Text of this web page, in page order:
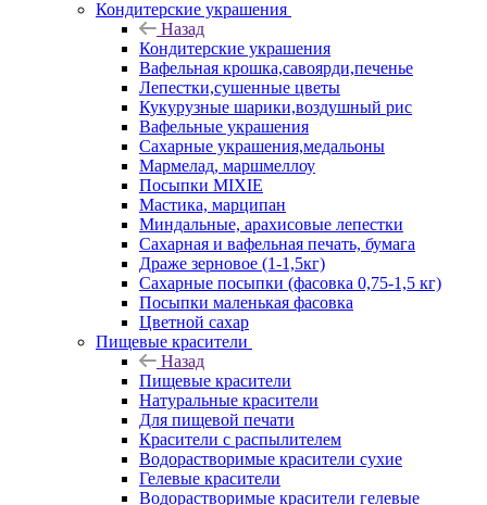
Кондитерские украшения
Назад
Кондитерские украшения
Вафельная крошка,савоярди,печенье
Лепестки,сушенные цветы
Кукурузные шарики,воздушный рис
Вафельные украшения
Сахарные украшения,медальоны
Мармелад, маршмеллоу
Посыпки MIXIE
Мастика, марципан
Миндальные, арахисовые лепестки
Сахарная и вафельная печать, бумага
Драже зерновое (1-1,5кг)
Сахарные посыпки (фасовка 0,75-1,5 кг)
Посыпки маленькая фасовка
Цветной сахар
Пищевые красители
Назад
Пищевые красители
Натуральные красители
Для пищевой печати
Красители с распылителем
Водорастворимые красители сухие
Гелевые красители
Водорастворимые красители гелевые